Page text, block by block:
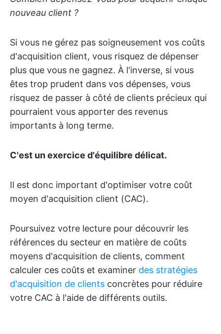
nouveau client ?
Si vous ne gérez pas soigneusement vos coûts
d'acquisition client, vous risquez de dépenser
plus que vous ne gagnez. À l'inverse, si vous
êtes trop prudent dans vos dépenses, vous
risquez de passer à côté de clients précieux qui
pourraient vous apporter des revenus
importants à long terme.
C'est un exercice d'équilibre délicat.
Il est donc important d'optimiser votre coût
moyen d'acquisition client (CAC).
Poursuivez votre lecture pour découvrir les
références du secteur en matière de coûts
moyens d'acquisition de clients, comment
calculer ces coûts et examiner des stratégies
d'acquisition de clients concrètes pour réduire
votre CAC à l'aide de différents outils.